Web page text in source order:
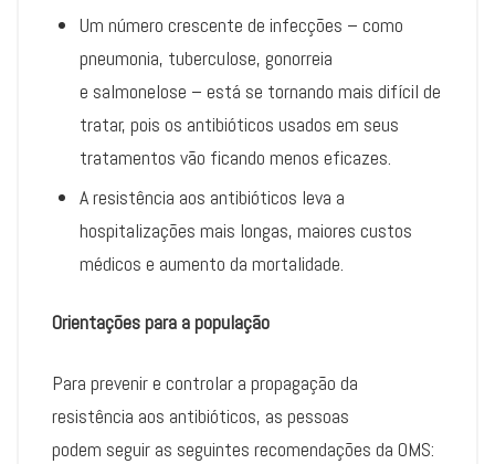
Um número crescente de infecções – como
pneumonia, tuberculose, gonorreia
e salmonelose – está se tornando mais difícil de
tratar, pois os antibióticos usados ​​em seus
tratamentos vão ficando menos eficazes.
A resistência aos antibióticos leva a
hospitalizações mais longas, maiores custos
médicos e aumento da mortalidade.
Orientações para a população
Para prevenir e controlar a propagação da
resistência aos antibióticos, as pessoas
podem seguir as seguintes recomendações da OMS: